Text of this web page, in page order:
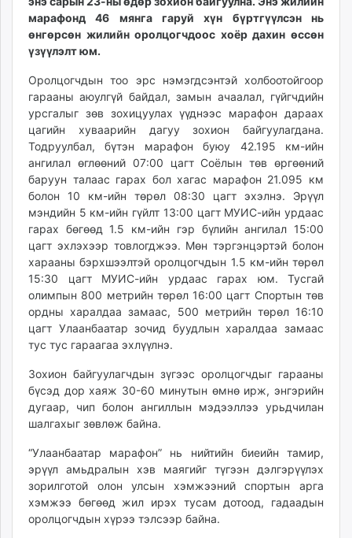
unuudur.mn
isee.mn
mglradio.com
fact.mn
itoim.mn
tumen.mn
shuum.mn
times.mn
tvmongolia.mn
mass.mn
unegui.mn
assa.mn
toim.mn
tac.mn
paparazzi.mn
unread.today
марафонд 46 мянга гаруй хүн бүртгүүлсэн нь
өнгөрсөн жилийн оролцогчдоос хоёр дахин өссөн
үзүүлэлт юм.
Оролцогчдын тоо эрс нэмэгдсэнтэй холбоотойгоор
гарааны аюулгүй байдал, замын ачаалал, гүйгчдийн
урсгалыг зөв зохицуулах үүднээс марафон дараах
цагийн хуваарийн дагуу зохион байгуулагдана.
Тодруулбал, бүтэн марафон буюу 42.195 км-ийн
ангилал өглөөний 07:00 цагт Соёлын төв өргөөний
баруун талаас гарах бол хагас марафон 21.095 км
болон 10 км-ийн төрөл 08:30 цагт эхэлнэ. Эрүүл
мэндийн 5 км-ийн гүйлт 13:00 цагт МУИС-ийн урдаас
гарах бөгөөд 1.5 км-ийн гэр бүлийн ангилал 15:00
цагт эхлэхээр товлогджээ. Мөн тэргэнцэртэй болон
харааны бэрхшээлтэй оролцогчдын 1.5 км-ийн төрөл
15:30 цагт МУИС-ийн урдаас гарах юм. Тусгай
олимпын 800 метрийн төрөл 16:00 цагт Спортын төв
ордны харалдаа замаас, 500 метрийн төрөл 16:10
цагт Улаанбаатар зочид буудлын харалдаа замаас
тус тус гараагаа эхлүүлнэ.
Зохион байгуулагчдын зүгээс оролцогчдыг гарааны
бүсэд дор хаяж 30-60 минутын өмнө ирж, энгэрийн
дугаар, чип болон ангиллын мэдээллээ урьдчилан
шалгахыг зөвлөж байна.
“Улаанбаатар марафон” нь нийтийн биеийн тамир,
эрүүл амьдралын хэв маягийг түгээн дэлгэрүүлэх
зорилготой олон улсын хэмжээний спортын арга
хэмжээ бөгөөд жил ирэх тусам дотоод, гадаадын
оролцогчдын хүрээ тэлсээр байна.